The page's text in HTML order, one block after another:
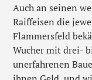
Auch an seinen
Raiffeisen die
Flammersfeld
Wucher mit drei-
unerfahrenen